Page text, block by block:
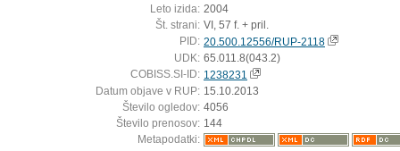
Leto izida: 2004
Št. strani: VI, 57 f. + pril.
PID: 20.500.12556/RUP-2118
UDK: 65.011.8(043.2)
COBISS.SI-ID: 1238231
Datum objave v RUP: 15.10.2013
Število ogledov: 4056
Število prenosov: 144
Metapodatki: